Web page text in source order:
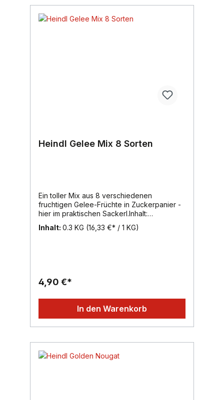
Heindl Gelee Mix 8 Sorten
Ein toller Mix aus 8 verschiedenen
fruchtigen Gelee-Früchte in Zuckerpanier -
hier im praktischen Sackerl.Inhalt:
300g, Region: Wien, Marke: Heindl
Inhalt: 0.3 KG (16,33 €* / 1 KG)
4,90 €*
In den Warenkorb